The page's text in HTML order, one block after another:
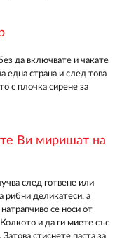
да включвате и чакате
една страна и след това
с плочка сирене за
Ви миришат на
след готвене или
рибни деликатеси, а
се носи от
и да ги миете със